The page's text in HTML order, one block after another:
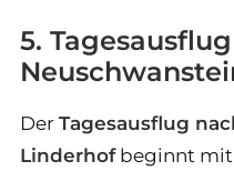
5.
Der Tagesausflug
Linderhofbeginnt mit